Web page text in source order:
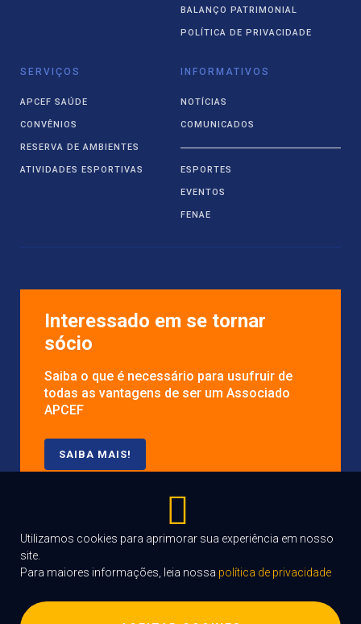
BALANÇO PATRIMONIAL
POLÍTICA DE PRIVACIDADE
SERVIÇOS
APCEF SAÚDE
CONVÊNIOS
RESERVA DE AMBIENTES
ATIVIDADES ESPORTIVAS
INFORMATIVOS
NOTÍCIAS
COMUNICADOS
ESPORTES
EVENTOS
FENAE
Interessado em se tornar
sócio
Saiba o que é necessário para usufruir de
todas as vantagens de ser um Associado
APCEF
SAIBA MAIS!
2004 -2022
Utilizamos cookies para aprimorar sua experiência em nosso
site.
Para maiores informações, leia nossa política de privacidade